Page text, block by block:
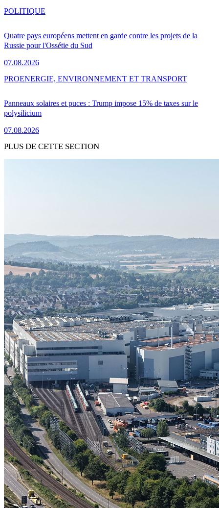
Quatre pays européens mettent en garde contre les projets de la
Russie pour l'Ossétie du Sud
07.08.2026
POLITIQUE
Panneaux solaires et puces : Trump impose 15% de taxes sur le
polysilicium
07.08.2026
PROENERGIE, ENVIRONNEMENT ET TRANSPORT
PLUS DE CETTE SECTION